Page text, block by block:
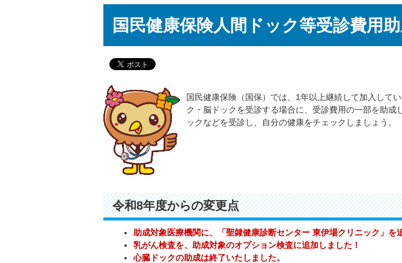
国民健康保険人間ドック等受診費用
国民健康保険（国保）では、1年以上継続して加入して
ク・脳ドックを受診する場合に、受診費用の一部を助成
ックなどを受診し、自分の健康をチェックしましょう。
令和8年度からの変更点
助成対象医療機関に、「聖隷健康診断センター 東伊場クリニック」を
乳がん検査を、助成対象のオプション検査に追加しました！
心臓ドックの助成は終了いたしました。